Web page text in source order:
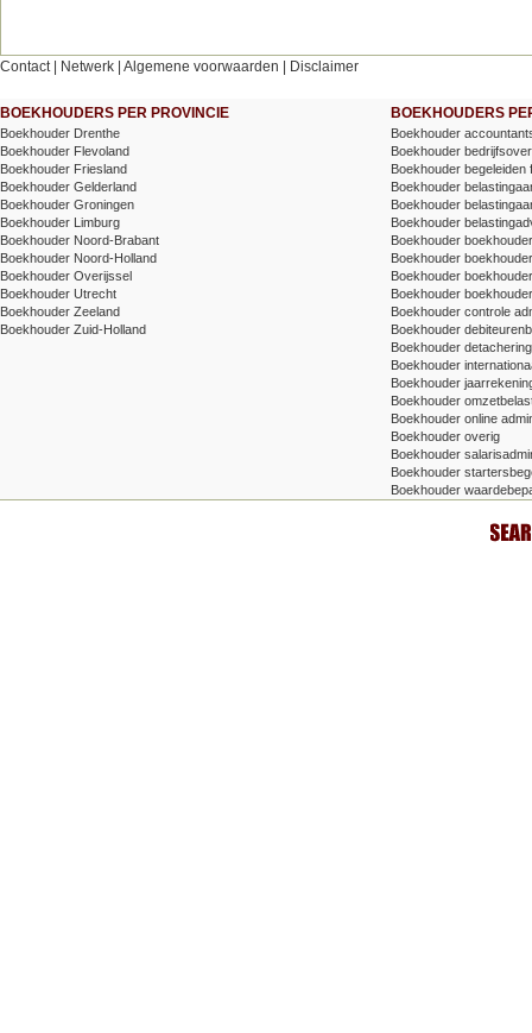
Contact| Netwerk Algemene voorwaarden Disclaimer
BOEKHOUDERS PER PROVINCIE
Boekhouder Drenthe
Boekhouder Flevoland
Boekhouder Friesland
Boekhouder Gelderland
Boekhouder Groningen
Boekhouder Limburg
Boekhouder Noord-Brabant
Boekhouder Noord-Holland
Boekhouder Overijssel
Boekhouder Utrecht
Boekhouder Zeeland
Boekhouder Zuid-Holland
BOEKHOUDERS
Boekhouder
Boekhouder
Boekhouder
Boekhouder
Boekhouder
Boekhouder
Boekhouder
Boekhouder
Boekhouder
Boekhouder
Boekhouder controle
Boekhouder
Boekhouder
Boekhouder
Boekhouder
Boekhouder
Boekhouder online
Boekhouder overig
Boekhouder
Boekhouder
Boekhouder